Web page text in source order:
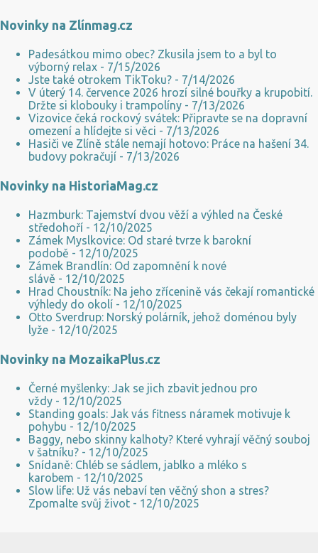
viru z člověka na člověka. Třeba chřipkovému viru se v chladu
právě tehdy, kdy je u nás na severní polokouli zima. Taková ta
sychravá, kdy bývá po celý den mlhavo a nevlídně. Nakazí vás už 3
viriony Současně s tím jde ruku v ruce i nižší vzdušná vlhkost, která
vysušuje sliznice. Tím totiž připravuje snadnou cestu viru do
lidského organismu. Pak už jen stačí, abys...
Novinky na Zlínmag.cz
Padesátkou mimo obec? Zkusila jsem to a byl to
výborný relax - 7/15/2026
Jste také otrokem TikToku? - 7/14/2026
V úterý 14. července 2026 hrozí silné bouřky a krupobití.
Držte si klobouky i trampolíny - 7/13/2026
Vizovice čeká rockový svátek: Připravte se na dopravní
omezení a hlídejte si věci - 7/13/2026
Hasiči ve Zlíně stále nemají hotovo: Práce na hašení 34.
budovy pokračují - 7/13/2026
Novinky na HistoriaMag.cz
Hazmburk: Tajemství dvou věží a výhled na České
středohoří - 12/10/2025
Zámek Myslkovice: Od staré tvrze k barokní
podobě - 12/10/2025
Zámek Brandlín: Od zapomnění k nové
slávě - 12/10/2025
Hrad Choustník: Na jeho zřícenině vás čekají romantické
výhledy do okolí - 12/10/2025
Otto Sverdrup: Norský polárník, jehož doménou byly
lyže - 12/10/2025
Novinky na MozaikaPlus.cz
Černé myšlenky: Jak se jich zbavit jednou pro
vždy - 12/10/2025
Standing goals: Jak vás fitness náramek motivuje k
pohybu - 12/10/2025
Baggy, nebo skinny kalhoty? Které vyhrají věčný souboj
v šatníku? - 12/10/2025
Snídaně: Chléb se sádlem, jablko a mléko s
karobem - 12/10/2025
Slow life: Už vás nebaví ten věčný shon a stres?
Zpomalte svůj život - 12/10/2025